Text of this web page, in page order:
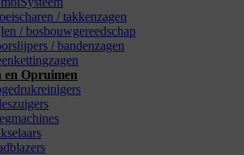
/ takkenzagen
/ bosbouwgereedschap
/ bandenzagen
en Opruimen